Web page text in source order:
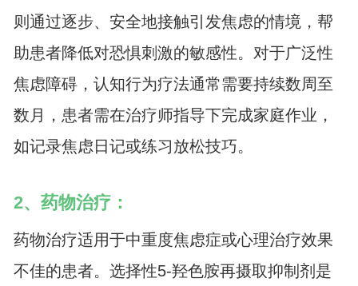
则通过逐步、安全地接触引发焦虑的情境，帮
助患者降低对恐惧刺激的敏感性。对于广泛性
焦虑障碍，认知行为疗法通常需要持续数周至
数月，患者需在治疗师指导下完成家庭作业，
如记录焦虑日记或练习放松技巧。
2、药物治疗：
药物治疗适用于中重度焦虑症或心理治疗效果
不佳的患者。选择性5-羟色胺再摄取抑制剂是